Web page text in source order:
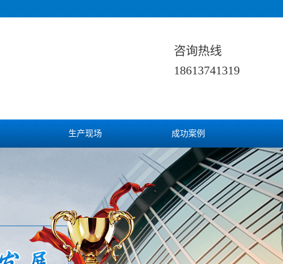
咨询热线
18613741319
生产现场 成功案例